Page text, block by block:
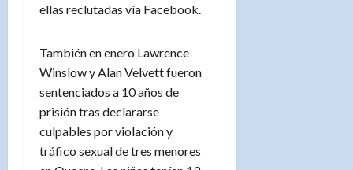
ellas reclutadas vía Facebook.
También en enero Lawrence
Winslow y Alan Velvett fueron
sentenciados a 10 años de
prisión tras declararse
culpables por violación y
tráfico sexual de tres menores